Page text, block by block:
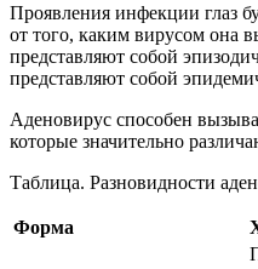
Проявления инфекции глаз
от того, каким вирусом она
представляют собой
представляют собой
Аденовирус способен
которые значительно
Таблица. Разновидности
Форма